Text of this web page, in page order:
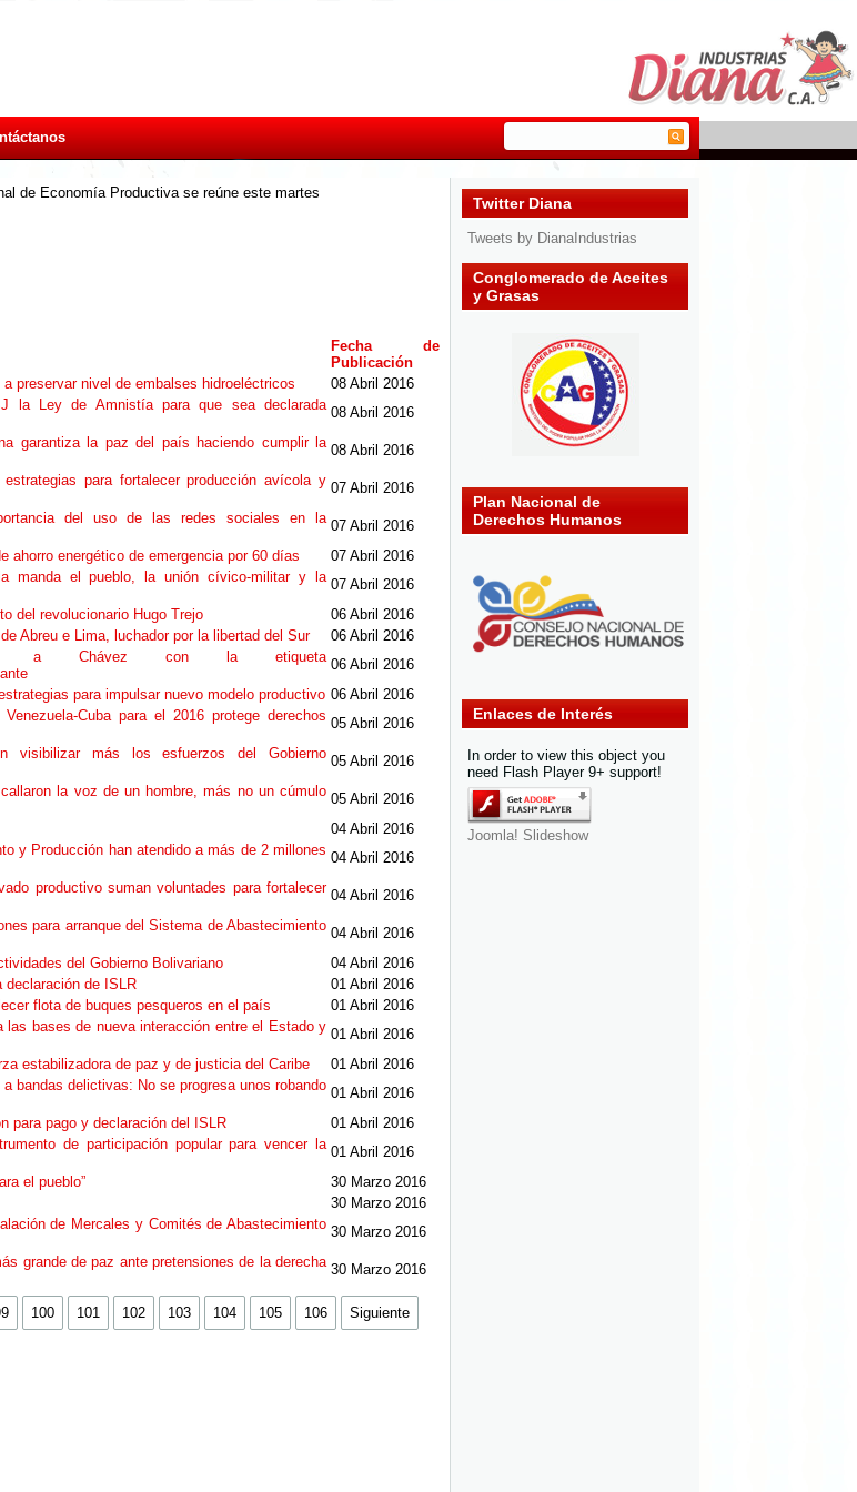
de Economía Productiva se reúne este martes
Fecha de
Publicación
preservar nivel de embalses hidroeléctricos
08 Abril 2016
la Ley de Amnistía para que sea declarada 08 Abril 2016
garantiza la paz del país haciendo cumplir la 08 Abril 2016
para fortalecer producción avícola y 07 Abril 2016
del uso de las redes sociales en la 07 Abril 2016
ahorro energético de emergencia por 60 días
07 Abril 2016
manda el pueblo, la unión cívico-militar y la 07 Abril 2016
del revolucionario Hugo Trejo
06 Abril 2016
Abreu e Lima, luchador por la libertad del Sur
06 Abril 2016
a Chávez con la etiqueta 06 Abril 2016
para impulsar nuevo modelo productivo 06 Abril 2016
Cuba para el 2016 protege derechos 05 Abril 2016
visibilizar más los esfuerzos del Gobierno 05 Abril 2016
la voz de un hombre, más no un cúmulo 05 Abril 2016
04 Abril 2016
y Producción han atendido a más de 2 millones 04 Abril 2016
productivo suman voluntades para fortalecer 04 Abril 2016
para arranque del Sistema de Abastecimiento 04 Abril 2016
del Gobierno Bolivariano
04 Abril 2016
declaración de ISLR
01 Abril 2016
flota de buques pesqueros en el país
01 Abril 2016
las bases de nueva interacción entre el Estado y 01 Abril 2016
estabilizadora de paz y de justicia del Caribe
01 Abril 2016
a bandas delictivas: No se progresa unos robando 01 Abril 2016
para pago y declaración del ISLR
01 Abril 2016
de participación popular para vencer la 01 Abril 2016
el pueblo”
30 Marzo 2016
30 Marzo 2016
de Mercales y Comités de Abastecimiento 30 Marzo 2016
grande de paz ante pretensiones de la derecha 30 Marzo 2016
100 101 102 103 104 105 106 Siguiente
Twitter Diana
Tweets by DianaIndustrias
Conglomerado de Aceites
y Grasas
Plan Nacional de
Derechos Humanos
Enlaces de Interés
In order to view this object you
need Flash Player 9+ support!
Joomla! Slideshow